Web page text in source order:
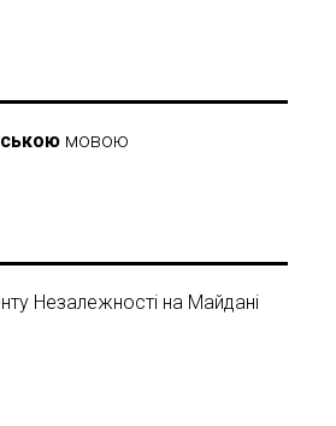
мовою
Незалежності на Майдані